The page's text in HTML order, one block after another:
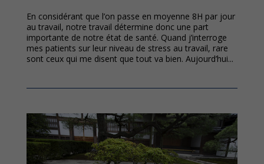
En considérant que l’on passe en moyenne 8H par jour
au travail, notre travail détermine donc une part
importante de notre état de santé. Quand j’interroge
mes patients sur leur niveau de stress au travail, rare
sont ceux qui me disent que tout va bien. Aujourd’hui...